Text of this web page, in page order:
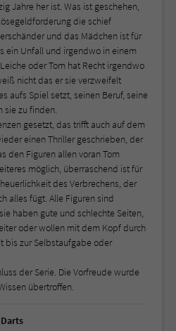
Jahre her ist. Was ist geschehen,
die schief
und das Mädchen ist für
ein Unfall und irgendwo in einem
oder Tom hat Recht irgendwo
nicht das er sie verzweifelt
aufs Spiel setzt, seinen Beruf, seine
sie zu finden.
gesetzt, das trifft auch auf dem
einen Thriller geschrieben, der
den Figuren allen voran Tom
möglich, überraschend ist für
des Verbrechens, der
alles fügt. Alle Figuren sind
haben gute und schlechte Seiten,
oder wollen mit dem Kopf durch
bis zur Selbstaufgabe oder
der Serie. Die Vorfreude wurde
übertroffen.
Darts